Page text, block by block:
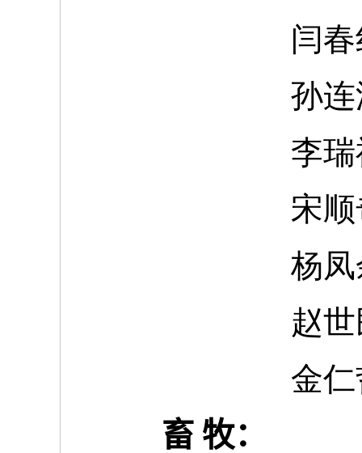
闫
孙
李
宋
杨
赵
金
畜 牧：